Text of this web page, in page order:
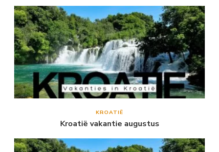
KROATIË
Kroatië vakantie augustus